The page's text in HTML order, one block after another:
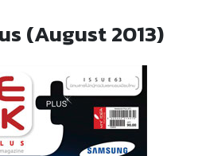
(August 2013)